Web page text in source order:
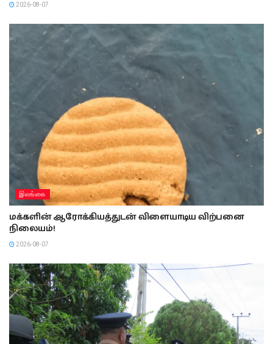
2026-08-07
இலங்கை
மக்களின் ஆரோக்கியத்துடன் விளையாடிய விற்பனை
நிலையம்!
2026-08-07